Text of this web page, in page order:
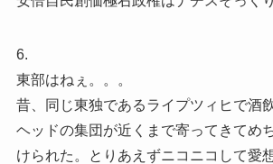
6.
東部はねぇ。。。
昔、同じ東独であるライプツィヒで酒
ヘッドの集団が近くまで寄ってきてめ
けられた。とりあえずニコニコして愛